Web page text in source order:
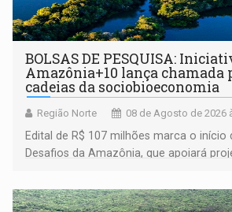
BOLSAS DE PESQUISA:
Amazônia+10 lança chamada
cadeias da sociobioeconomia
Região Norte 08 de Agosto de 2026
Edital de R$ 107 milhões marca o início
Desafios da Amazônia, que apoiará
submissão de pré-propostas poderá
setembro